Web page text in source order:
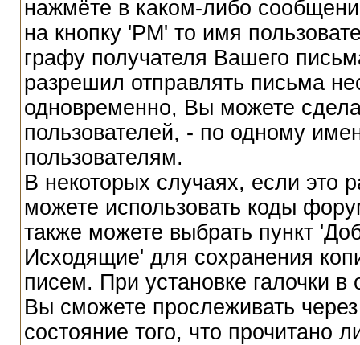
нажмёте в каком-либо
на кнопку 'PM' то имя
графу получателя Вашего
разрешил отправлять письма
одновременно, Вы можете
пользователей, - по одному
пользователям.
В некоторых случаях, если
можете использовать коды
также можете выбрать пункт
Исходящие' для сохранения
писем. При установке галочки
Вы сможете прослеживать
состояние того, что прочитано